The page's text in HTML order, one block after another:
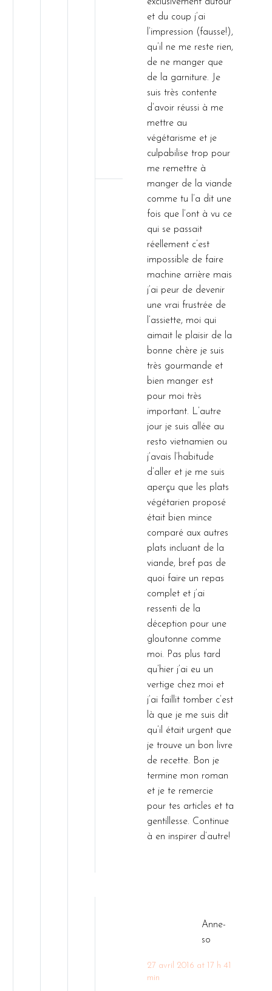
et du coup j’ai
l’impression (fausse!),
qu’il ne me reste rien,
de ne manger que
de la garniture. Je
suis très contente
d’avoir réussi à me
mettre au
végétarisme et je
culpabilise trop pour
me remettre à
manger de la viande
comme tu l’a dit une
fois que l’ont à vu ce
qui se passait
réellement c’est
impossible de faire
machine arrière mais
j’ai peur de devenir
une vrai frustrée de
l’assiette, moi qui
aimait le plaisir de la
bonne chère je suis
très gourmande et
bien manger est
pour moi très
important. L’autre
jour je suis allée au
resto vietnamien ou
j’avais l’habitude
d’aller et je me suis
aperçu que les plats
végétarien proposé
était bien mince
comparé aux autres
plats incluant de la
viande, bref pas de
quoi faire un repas
complet et j’ai
ressenti de la
déception pour une
gloutonne comme
moi. Pas plus tard
qu’hier j’ai eu un
vertige chez moi et
j’ai faillit tomber c’est
là que je me suis dit
qu’il était urgent que
je trouve un bon livre
de recette. Bon je
termine mon roman
et je te remercie
pour tes articles et ta
gentillesse. Continue
à en inspirer d’autre!
Anne-
so
27 avril 2016 at 17 h 41
min